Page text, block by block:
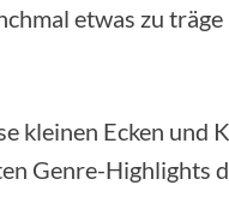
etwas zu
kleinen Ecken und
Genre-Highlights